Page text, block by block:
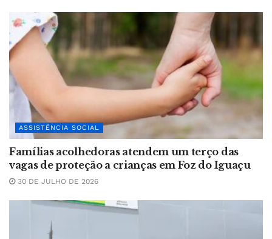
ASSISTÊNCIA SOCIAL
Famílias acolhedoras atendem um terço das
vagas de proteção a crianças em Foz do Iguaçu
30 DE JULHO DE 2026